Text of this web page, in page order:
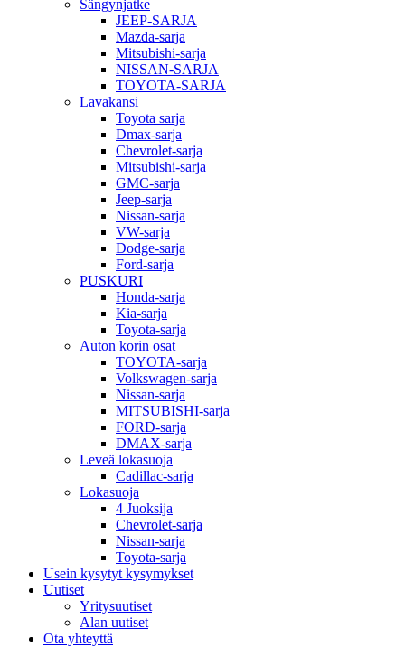
Sängynjatke
JEEP-SARJA
Mazda-sarja
Mitsubishi-sarja
NISSAN-SARJA
TOYOTA-SARJA
Lavakansi
Toyota sarja
Dmax-sarja
Chevrolet-sarja
Mitsubishi-sarja
GMC-sarja
Jeep-sarja
Nissan-sarja
VW-sarja
Dodge-sarja
Ford-sarja
PUSKURI
Honda-sarja
Kia-sarja
Toyota-sarja
Auton korin osat
TOYOTA-sarja
Volkswagen-sarja
Nissan-sarja
MITSUBISHI-sarja
FORD-sarja
DMAX-sarja
Leveä lokasuoja
Cadillac-sarja
Lokasuoja
4 Juoksija
Chevrolet-sarja
Nissan-sarja
Toyota-sarja
Usein kysytyt kysymykset
Uutiset
Yritysuutiset
Alan uutiset
Ota yhteyttä